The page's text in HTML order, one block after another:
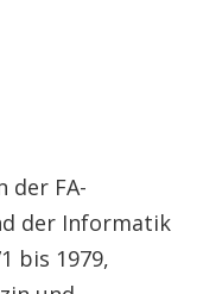
der FA-
der Informatik
bis 1979,